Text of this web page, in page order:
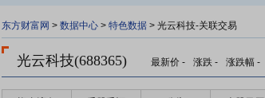
东方财富网 > 数据中心 > 特色数据 > 光云科技-关联交易
光云科技(688365) 最新价 - 涨跌 - 涨跌幅 -